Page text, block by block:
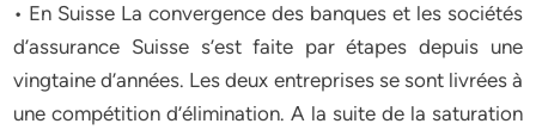
• En Suisse La convergence des banques et les sociétés
d’assurance Suisse s’est faite par étapes depuis une
vingtaine d’années. Les deux entreprises se sont livrées à
une compétition d’élimination. A la suite de la saturation